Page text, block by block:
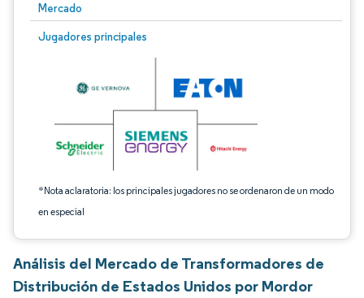
Mercado
Jugadores principales
*Nota aclaratoria: los principales jugadores no se ordenaron de un modo
en especial
Imagen © Mordor Intelligence. El uso requiere atribución según CC BY 4.0.
Análisis del Mercado de Transformadores de
Distribución de Estados Unidos por Mordor